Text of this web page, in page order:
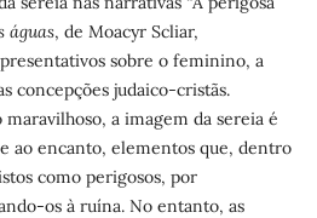
águas, de Moacyr Scliar,
sobre o feminino, a
concepções judaico-cristãs.
a imagem da sereia é
ao encanto, elementos que, dentro
como perigosos, por
os à ruína. No entanto, as